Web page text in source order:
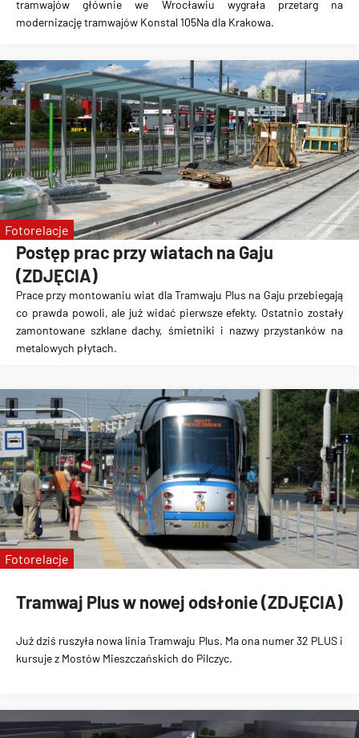
tramwajów głównie we Wrocławiu wygrała przetarg na
modernizację tramwajów Konstal 105Na dla Krakowa.
Postęp prac przy wiatach na Gaju
(ZDJĘCIA)
Prace przy montowaniu wiat dla Tramwaju Plus na Gaju przebiegają
co prawda powoli, ale już widać pierwsze efekty. Ostatnio zostały
zamontowane szklane dachy, śmietniki i nazwy przystanków na
metalowych płytach.
Fotorelacje
Tramwaj Plus w nowej odsłonie (ZDJĘCIA)
Już dziś ruszyła nowa liniaTramwaju Plus. Ma ona numer32 PLUS i
kursuje z Mostów Mieszczańskich do Pilczyc.
Fotorelacje